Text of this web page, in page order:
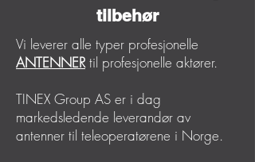
tilbehør
Vi leverer alle typer profesjonelle
ANTENNERtil profesjonelle aktører.
TINEX Group AS er i dag
markedsledende leverandør av
antenner til teleoperatørene i Norge.